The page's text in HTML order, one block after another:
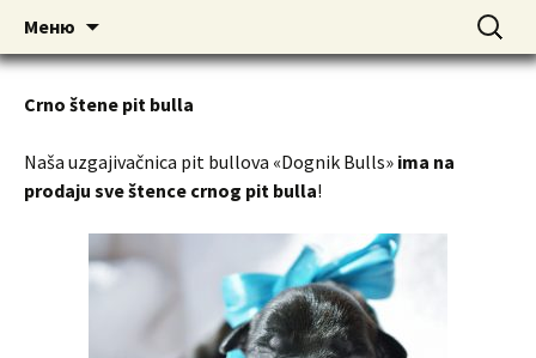
DOGNIK BULLS
American pitbull terrier kennel DOGNIK
BULLS Europe. ADBA registered. APBT
puppies for sale. Worldwide shipping
Меню
содержимому
Найти:
Crno štene pit bulla
Naša uzgajivačnica pit bullova «Dognik Bulls» ima na
prodaju sve štence crnog pit bulla!